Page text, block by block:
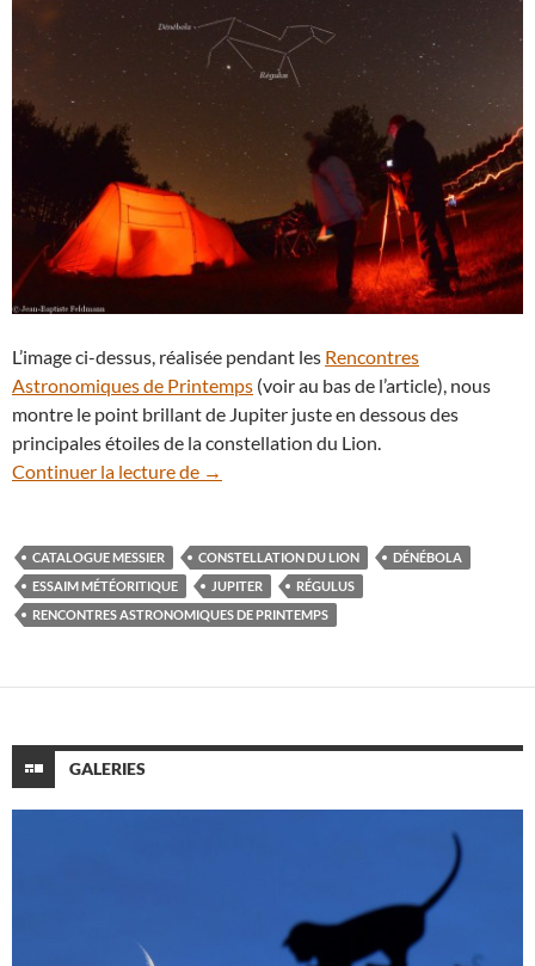
L’image ci-dessus, réalisée pendant les Rencontres
Astronomiques de Printemps (voir au bas de l’article), nous
montre le point brillant de Jupiter juste en dessous des
principales étoiles de la constellation du Lion.
Continuer la lecture de La jolie constellation du Lion accueille
→
CATALOGUE MESSIER CONSTELLATION DU LION
DÉNÉBOLA
ESSAIM MÉTÉORITIQUE
JUPITER
RÉGULUS
RENCONTRES ASTRONOMIQUES DE PRINTEMPS
GALERIES